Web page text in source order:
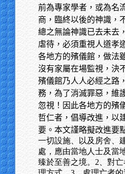
前為專家學者，或為名
商，臨終以後的神識，
總之無論神識已去未去
虐待，必須重視人道孝
各地方的殯儀館，做法
沒有家屬在場監視，決
殯儀館乃人人必經之路
務，為了消滅罪惡，維
忽視！因此各地方的殯
哲仁者，倡導改進，以
要。本文謹略擬改進要
一切設施、以及房舍、
處，應由當地人士及當
臻於至善之境。2、對